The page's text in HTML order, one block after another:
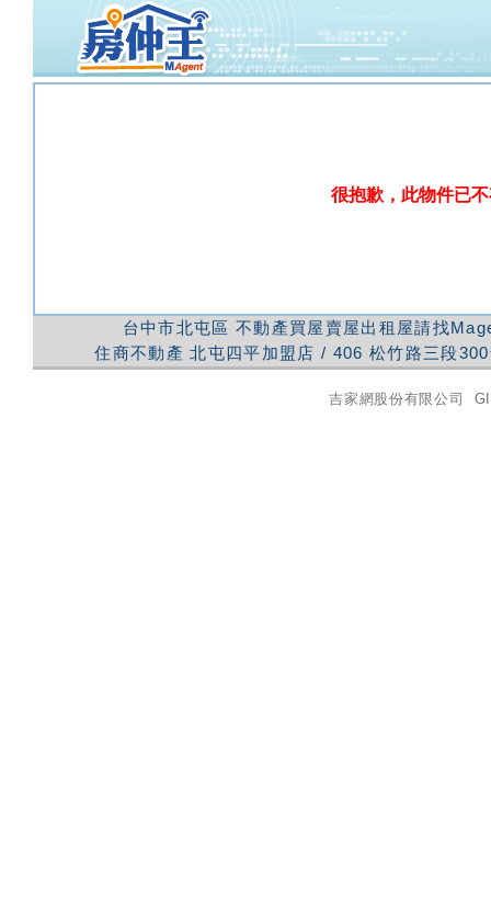
很抱歉，此物件已
台中市北屯區 不動產買屋賣屋出租屋請找
住商不動產 北屯四平加盟店 / 406 松竹路三段
吉家網股份有限公司